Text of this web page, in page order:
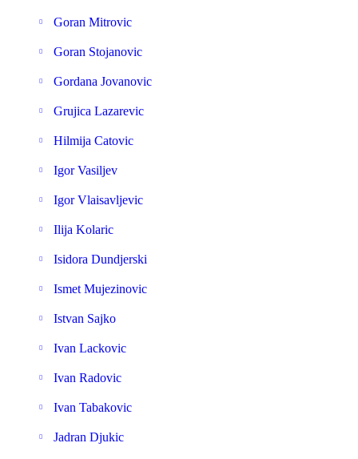
Goran Mitrovic
Goran Stojanovic
Gordana Jovanovic
Grujica Lazarevic
Hilmija Catovic
Igor Vasiljev
Igor Vlaisavljevic
Ilija Kolaric
Isidora Dundjerski
Ismet Mujezinovic
Istvan Sajko
Ivan Lackovic
Ivan Radovic
Ivan Tabakovic
Jadran Djukic